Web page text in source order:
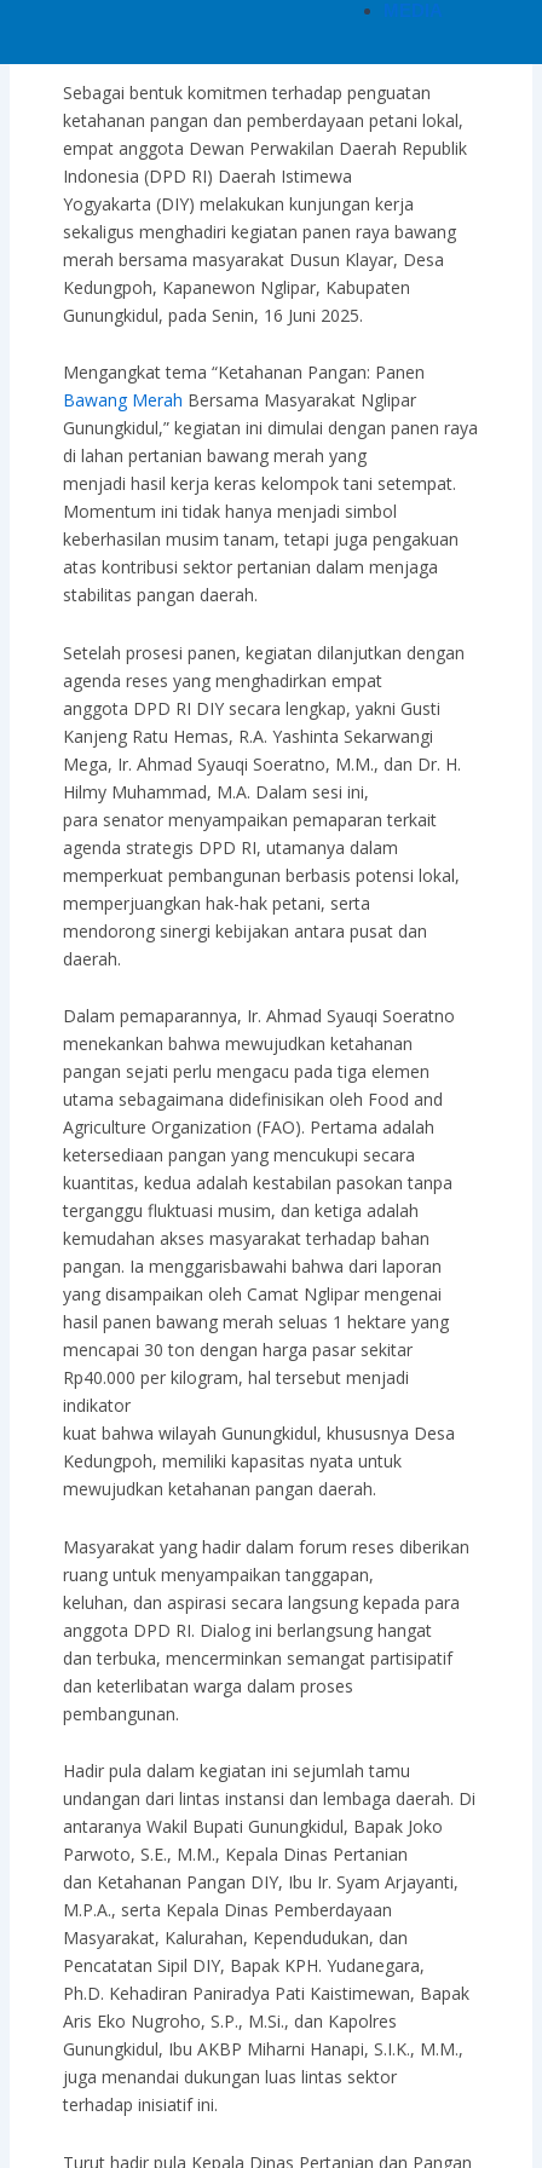
MEDIA
Sebagai bentuk komitmen terhadap penguatan
ketahanan pangan dan pemberdayaan petani lokal,
empat anggota Dewan Perwakilan Daerah Republik
Indonesia (DPD RI) Daerah Istimewa
Yogyakarta (DIY) melakukan kunjungan kerja
sekaligus menghadiri kegiatan panen raya bawang
merah bersama masyarakat Dusun Klayar, Desa
Kedungpoh, Kapanewon Nglipar, Kabupaten
Gunungkidul, pada Senin, 16 Juni 2025.
Mengangkat tema “Ketahanan Pangan: Panen
Bawang Merah Bersama Masyarakat Nglipar
Gunungkidul,” kegiatan ini dimulai dengan panen raya
di lahan pertanian bawang merah yang
menjadi hasil kerja keras kelompok tani setempat.
Momentum ini tidak hanya menjadi simbol
keberhasilan musim tanam, tetapi juga pengakuan
atas kontribusi sektor pertanian dalam menjaga
stabilitas pangan daerah.
Setelah prosesi panen, kegiatan dilanjutkan dengan
agenda reses yang menghadirkan empat
anggota DPD RI DIY secara lengkap, yakni Gusti
Kanjeng Ratu Hemas, R.A. Yashinta Sekarwangi
Mega, Ir. Ahmad Syauqi Soeratno, M.M., dan Dr. H.
Hilmy Muhammad, M.A. Dalam sesi ini,
para senator menyampaikan pemaparan terkait
agenda strategis DPD RI, utamanya dalam
memperkuat pembangunan berbasis potensi lokal,
memperjuangkan hak-hak petani, serta
mendorong sinergi kebijakan antara pusat dan
daerah.
Dalam pemaparannya, Ir. Ahmad Syauqi Soeratno
menekankan bahwa mewujudkan ketahanan
pangan sejati perlu mengacu pada tiga elemen
utama sebagaimana didefinisikan oleh Food and
Agriculture Organization (FAO). Pertama adalah
ketersediaan pangan yang mencukupi secara
kuantitas, kedua adalah kestabilan pasokan tanpa
terganggu fluktuasi musim, dan ketiga adalah
kemudahan akses masyarakat terhadap bahan
pangan. Ia menggarisbawahi bahwa dari laporan
yang disampaikan oleh Camat Nglipar mengenai
hasil panen bawang merah seluas 1 hektare yang
mencapai 30 ton dengan harga pasar sekitar
Rp40.000 per kilogram, hal tersebut menjadi
indikator
kuat bahwa wilayah Gunungkidul, khususnya Desa
Kedungpoh, memiliki kapasitas nyata untuk
mewujudkan ketahanan pangan daerah.
Masyarakat yang hadir dalam forum reses diberikan
ruang untuk menyampaikan tanggapan,
keluhan, dan aspirasi secara langsung kepada para
anggota DPD RI. Dialog ini berlangsung hangat
dan terbuka, mencerminkan semangat partisipatif
dan keterlibatan warga dalam proses
pembangunan.
Hadir pula dalam kegiatan ini sejumlah tamu
undangan dari lintas instansi dan lembaga daerah. Di
antaranya Wakil Bupati Gunungkidul, Bapak Joko
Parwoto, S.E., M.M., Kepala Dinas Pertanian
dan Ketahanan Pangan DIY, Ibu Ir. Syam Arjayanti,
M.P.A., serta Kepala Dinas Pemberdayaan
Masyarakat, Kalurahan, Kependudukan, dan
Pencatatan Sipil DIY, Bapak KPH. Yudanegara,
Ph.D. Kehadiran Paniradya Pati Kaistimewan, Bapak
Aris Eko Nugroho, S.P., M.Si., dan Kapolres
Gunungkidul, Ibu AKBP Miharni Hanapi, S.I.K., M.M.,
juga menandai dukungan luas lintas sektor
terhadap inisiatif ini.
Turut hadir pula Kepala Dinas Pertanian dan Pangan